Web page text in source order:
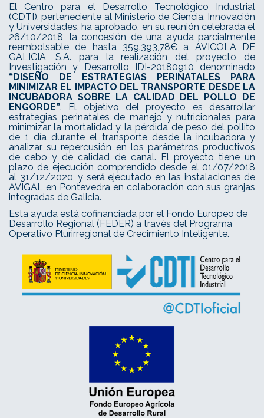
El Centro para el Desarrollo Tecnológico Industrial
(CDTI), perteneciente al Ministerio de Ciencia, Innovación
y Universidades, ha aprobado, en su reunión celebrada el
26/10/2018, la concesión de una ayuda parcialmente
reembolsable de hasta 359.393,78€ a AVICOLA DE
GALICIA, S.A. para la realización del proyecto de
Investigación y Desarrollo IDI-20180910 denominado
“DISEÑO DE ESTRATEGIAS PERINATALES PARA
MINIMIZAR EL IMPACTO DEL TRANSPORTE DESDE LA
INCUBADORA SOBRE LA CALIDAD DEL POLLO DE
ENGORDE”. El objetivo del proyecto es desarrollar
estrategias perinatales de manejo y nutricionales para
minimizar la mortalidad y la pérdida de peso del pollito
de 1 día durante el transporte desde la incubadora y
analizar su repercusión en los parámetros productivos
de cebo y de calidad de canal. El proyecto tiene un
plazo de ejecución comprendido desde el 01/07/2018
al 31/12/2020, y será ejecutado en las instalaciones de
AVIGAL en Pontevedra en colaboración con sus granjas
integradas de Galicia.
Esta ayuda está cofinanciada por el Fondo Europeo de
Desarrollo Regional (FEDER) a través del Programa
Operativo Plurirregional de Crecimiento Inteligente.